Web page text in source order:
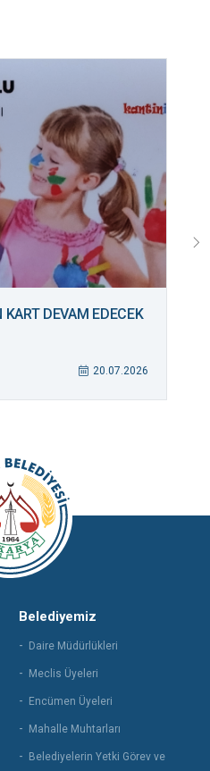
KART DEVAM EDECEK
20.07.2026
Belediyemiz
Daire Müdürlükleri
Meclis Üyeleri
Encümen Üyeleri
Mahalle Muhtarları
Belediyelerin Yetki Görev ve